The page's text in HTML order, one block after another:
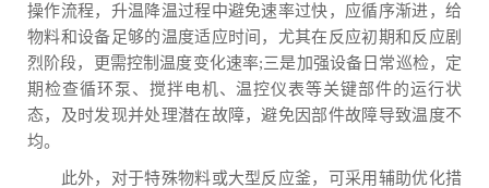
操作流程，升温降温过程中避免速率过快，应循序渐进，给
物料和设备足够的温度适应时间，尤其在反应初期和反应剧
烈阶段，更需控制温度变化速率;三是加强设备日常巡检，定
期检查循环泵、搅拌电机、温控仪表等关键部件的运行状
态，及时发现并处理潜在故障，避免因部件故障导致温度不
均。
此外，对于特殊物料或大型反应釜，可采用辅助优化措